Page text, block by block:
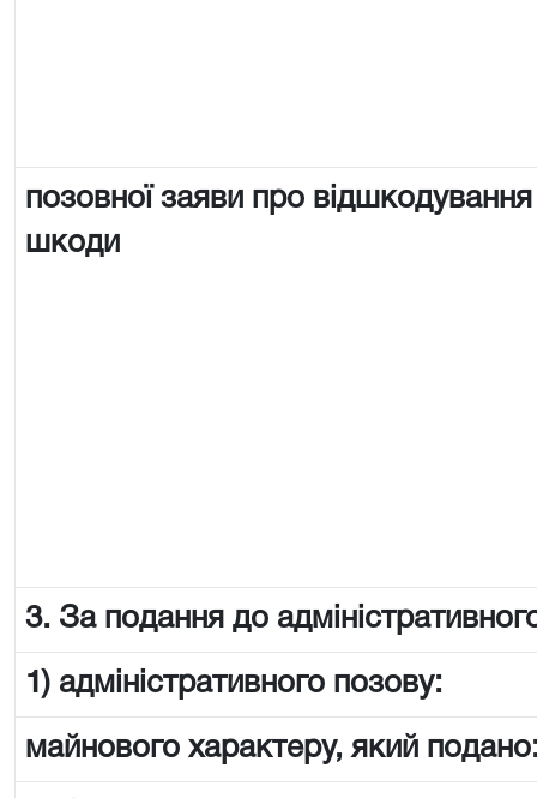
позовної заяви про
шкоди
3. За подання до
1) адміністративного позову:
майнового характеру, який